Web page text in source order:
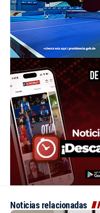
Noticias relacionadas